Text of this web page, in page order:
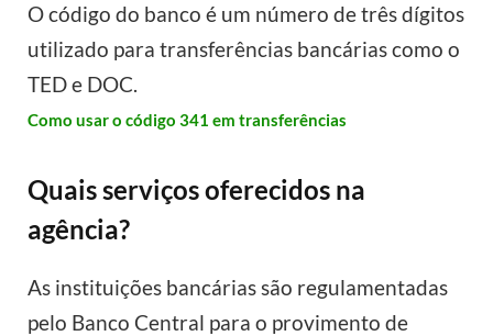
O código do banco é um número de três dígitos
utilizado para transferências bancárias como o
TED e DOC.
Como usar o código 341 em transferências
Quais serviços oferecidos na
agência?
As instituições bancárias são regulamentadas
pelo Banco Central para o provimento de